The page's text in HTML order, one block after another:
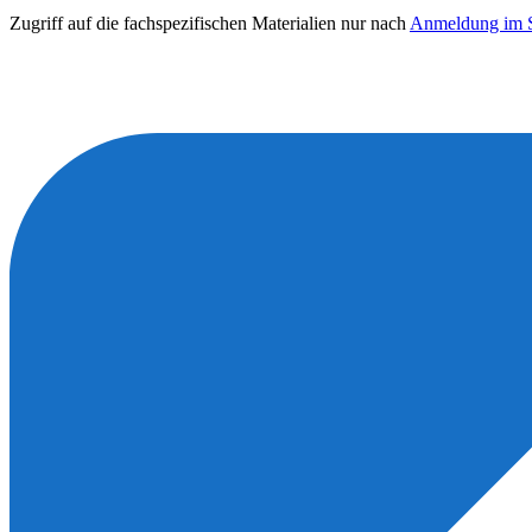
Zugriff auf die fachspezifischen Materialien nur nach Anmeldung im